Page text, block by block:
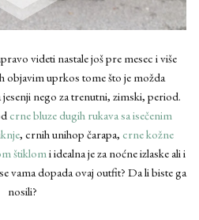
videti nastale još pre mesec i više
objavim uprkos tome što je možda
nego za trenutni, zimski, period.
crne bluze dugih rukava sa isečenim
, crnih unihop čarapa, crne kožne
štiklom i idealna je za noćne izlaske ali i
vama dopada ovaj outfit? Da li biste ga
nosili?